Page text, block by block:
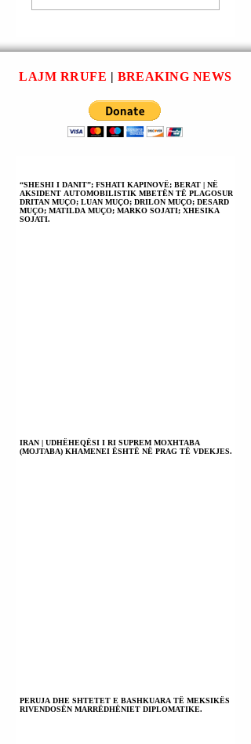
ARRESTUA.
LAJM RRUFE | BREAKING NEWS
“SHESHI I DANIT”; FSHATI KAPINOVË; BERAT | NË
AKSIDENT AUTOMOBILISTIK MBETËN TË PLAGOSUR
DRITAN MUÇO; LUAN MUÇO; DRILON MUÇO; DESARD
MUÇO; MATILDA MUÇO; MARKO SOJATI; XHESIKA
SOJATI.
IRAN | UDHËHEQËSI I RI SUPREM MOXHTABA
(MOJTABA) KHAMENEI ËSHTË NË PRAG TË VDEKJES.
PERUJA DHE SHTETET E BASHKUARA TË MEKSIKËS
RIVENDOSËN MARRËDHËNIET DIPLOMATIKE.